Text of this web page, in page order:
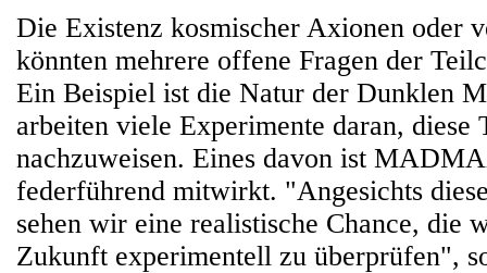
Die Existenz kosmischer Axionen oder
könnten mehrere offene Fragen der
Ein Beispiel ist die Natur der Dunklen
arbeiten viele Experimente daran, diese
nachzuweisen. Eines davon ist
federführend mitwirkt. "Angesichts
sehen wir eine realistische Chance, die
Zukunft experimentell zu überprüfen",